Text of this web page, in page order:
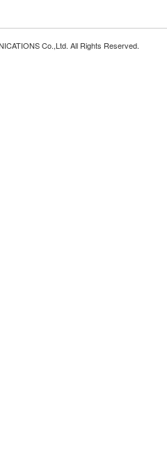
Co.,Ltd. All Rights Reserved.